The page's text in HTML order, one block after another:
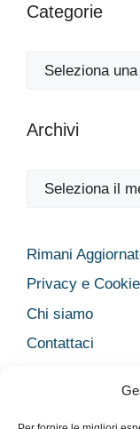
Categorie
Categorie
Archivi
Archivi
Rimani
Privacy e Cookie
Chi siamo
Contattaci